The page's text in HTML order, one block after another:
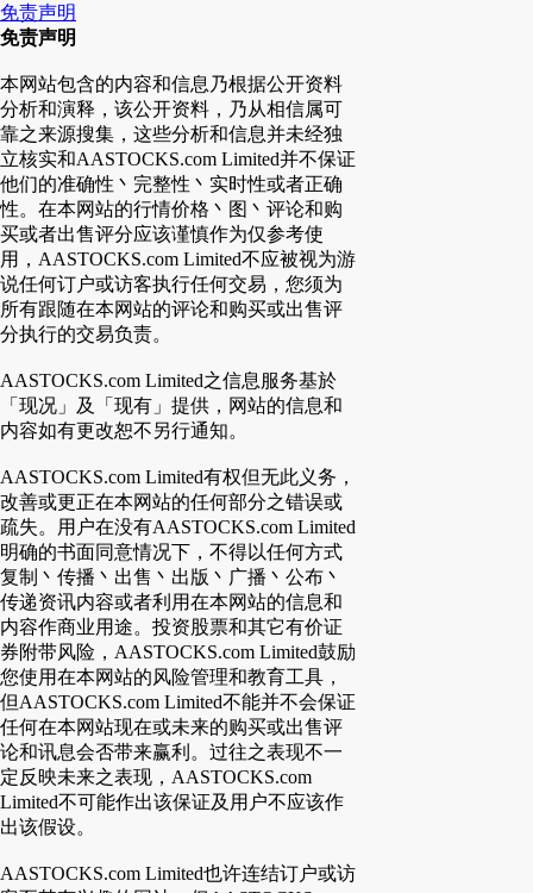
免责声明
免责声明
本网站包含的内容和信息乃根据公开资料
分析和演释，该公开资料，乃从相信属可
靠之来源搜集，这些分析和信息并未经独
立核实和AASTOCKS.com Limited并不保证
他们的准确性丶完整性丶实时性或者正确
性。在本网站的行情价格丶图丶评论和购
买或者出售评分应该谨慎作为仅参考使
用，AASTOCKS.com Limited不应被视为游
说任何订户或访客执行任何交易，您须为
所有跟随在本网站的评论和购买或出售评
分执行的交易负责。
AASTOCKS.com Limited之信息服务基於
「现况」及「现有」提供，网站的信息和
内容如有更改恕不另行通知。
AASTOCKS.com Limited有权但无此义务，
改善或更正在本网站的任何部分之错误或
疏失。用户在没有AASTOCKS.com Limited
明确的书面同意情况下，不得以任何方式
复制丶传播丶出售丶出版丶广播丶公布丶
传递资讯内容或者利用在本网站的信息和
内容作商业用途。投资股票和其它有价证
券附带风险，AASTOCKS.com Limited鼓励
您使用在本网站的风险管理和教育工具，
但AASTOCKS.com Limited不能并不会保证
任何在本网站现在或未来的购买或出售评
论和讯息会否带来赢利。过往之表现不一
定反映未来之表现，AASTOCKS.com
Limited不可能作出该保证及用户不应该作
出该假设。
AASTOCKS.com Limited也许连结订户或访